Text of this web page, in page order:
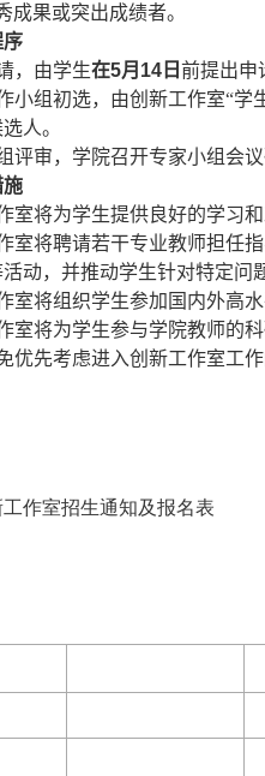
成果或突出成绩者。
序
，由学生在5月 14 日 前提出申
小组初选，由创新工作室“
人。
评审，学院召开专家小组会议
施
室将为学生提供良好的学习
室将聘请若干专业教师担任
动，并推动学生针对特定问
室将组织学生参加国内外高
室将为学生参与学院教师的
优先考虑进入创新工作室工作
作室招生通知及报名表